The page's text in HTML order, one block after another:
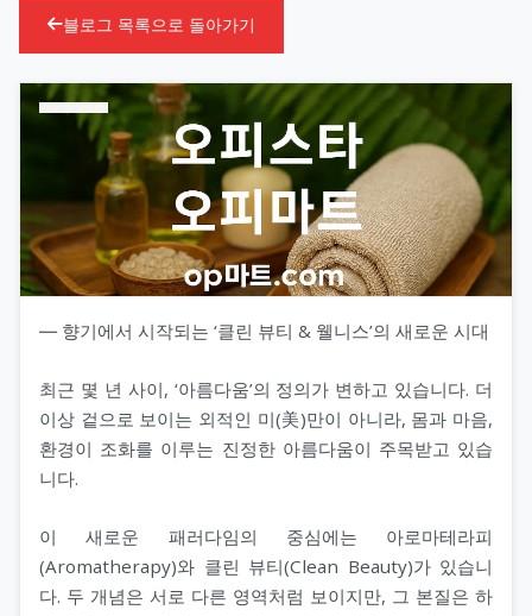
블로그 목록으로 돌아가기
― 향기에서 시작되는 ‘클린 뷰티 & 웰니스’의 새로운 시대
최근 몇 년 사이, ‘아름다움’의 정의가 변하고 있습니다. 더
이상 겉으로 보이는 외적인 미(美)만이 아니라, 몸과 마음,
환경이 조화를 이루는 진정한 아름다움이 주목받고 있습
니다.
이 새로운 패러다임의 중심에는 아로마테라피
(Aromatherapy)와 클린 뷰티(Clean Beauty)가 있습니
다. 두 개념은 서로 다른 영역처럼 보이지만, 그 본질은 하